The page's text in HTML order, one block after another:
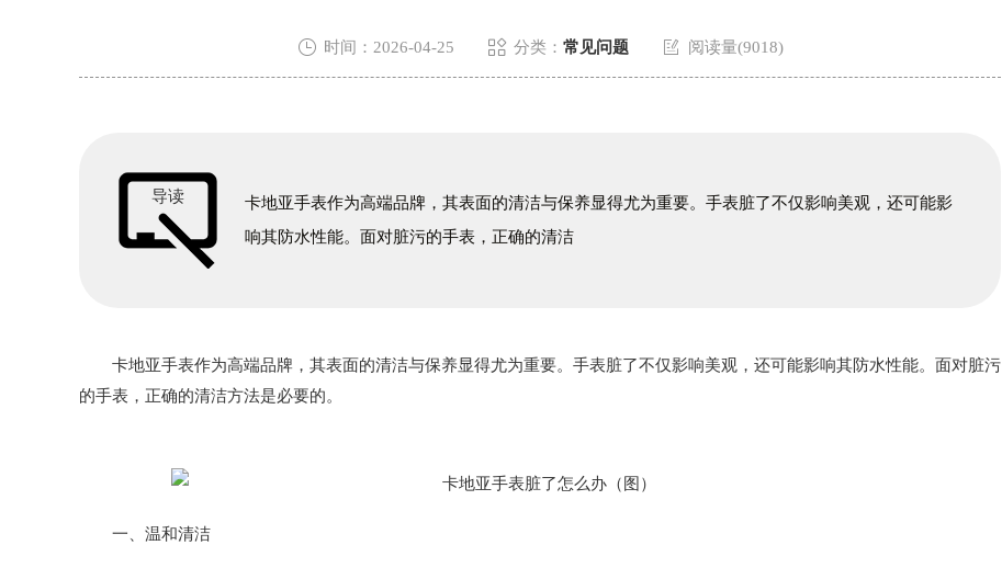
 时间：2026-04-25  分类： 常见问题  阅读量(9018)
导读
卡地亚手表作为高端品牌，其表面的清洁与保养显得尤为重要。手表脏了不仅影响美观，还可能影
响其防水性能。面对脏污的手表，正确的清洁
卡地亚手表作为高端品牌，其表面的清洁与保养显得尤为重要。手表脏了不仅影响美观，还可能影响其防水性能。面对脏污
的手表，正确的清洁方法是必要的。
一、温和清洁